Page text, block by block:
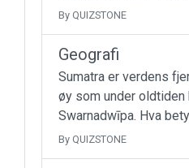
By QUIZSTONE
Geografi
Sumatra er verdens
øy som under oldtiden
Swarnadwīpa. Hva
By QUIZSTONE